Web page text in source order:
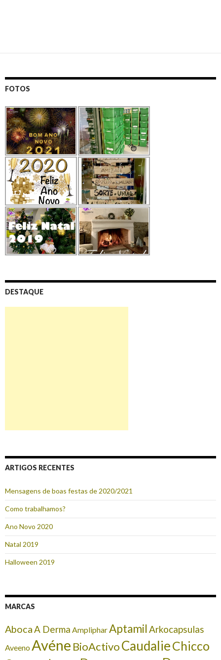
FOTOS
DESTAQUE
ARTIGOS RECENTES
Mensagens de boas festas de 2020/2021
Como trabalhamos?
Ano Novo 2020
Natal 2019
Halloween 2019
MARCAS
AbocaA Derma AmplipharAptamil Arkocapsulas
AveenoAvéne BioActivoCaudalieChicco